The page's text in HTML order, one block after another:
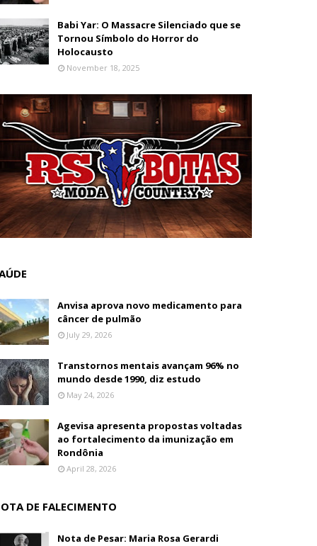
Babi Yar: O Massacre Silenciado que se
Tornou Símbolo do Horror do
Holocausto
November 18, 2025
Anvisa aprova novo medicamento para
câncer de pulmão
July 29, 2026
Transtornos mentais avançam 96% no
mundo desde 1990, diz estudo
May 24, 2026
Agevisa apresenta propostas voltadas
ao fortalecimento da imunização em
Rondônia
April 28, 2026
DE FALECIMENTO
Nota de Pesar: Maria Rosa Gerardi